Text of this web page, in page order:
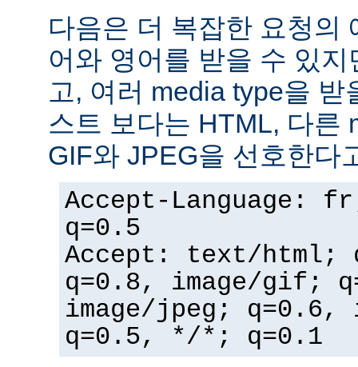
다음은 더 복잡한 요청의
어와 영어를 받을 수 있
고, 여러 media type을
스트 보다는 HTML, 다른
GIF와 JPEG을 선호한다
Accept-Language:
q=0.5
Accept: text/html;
q=0.8, image/gif;
image/jpeg; q=0.6,
q=0.5, */*; q=0.1